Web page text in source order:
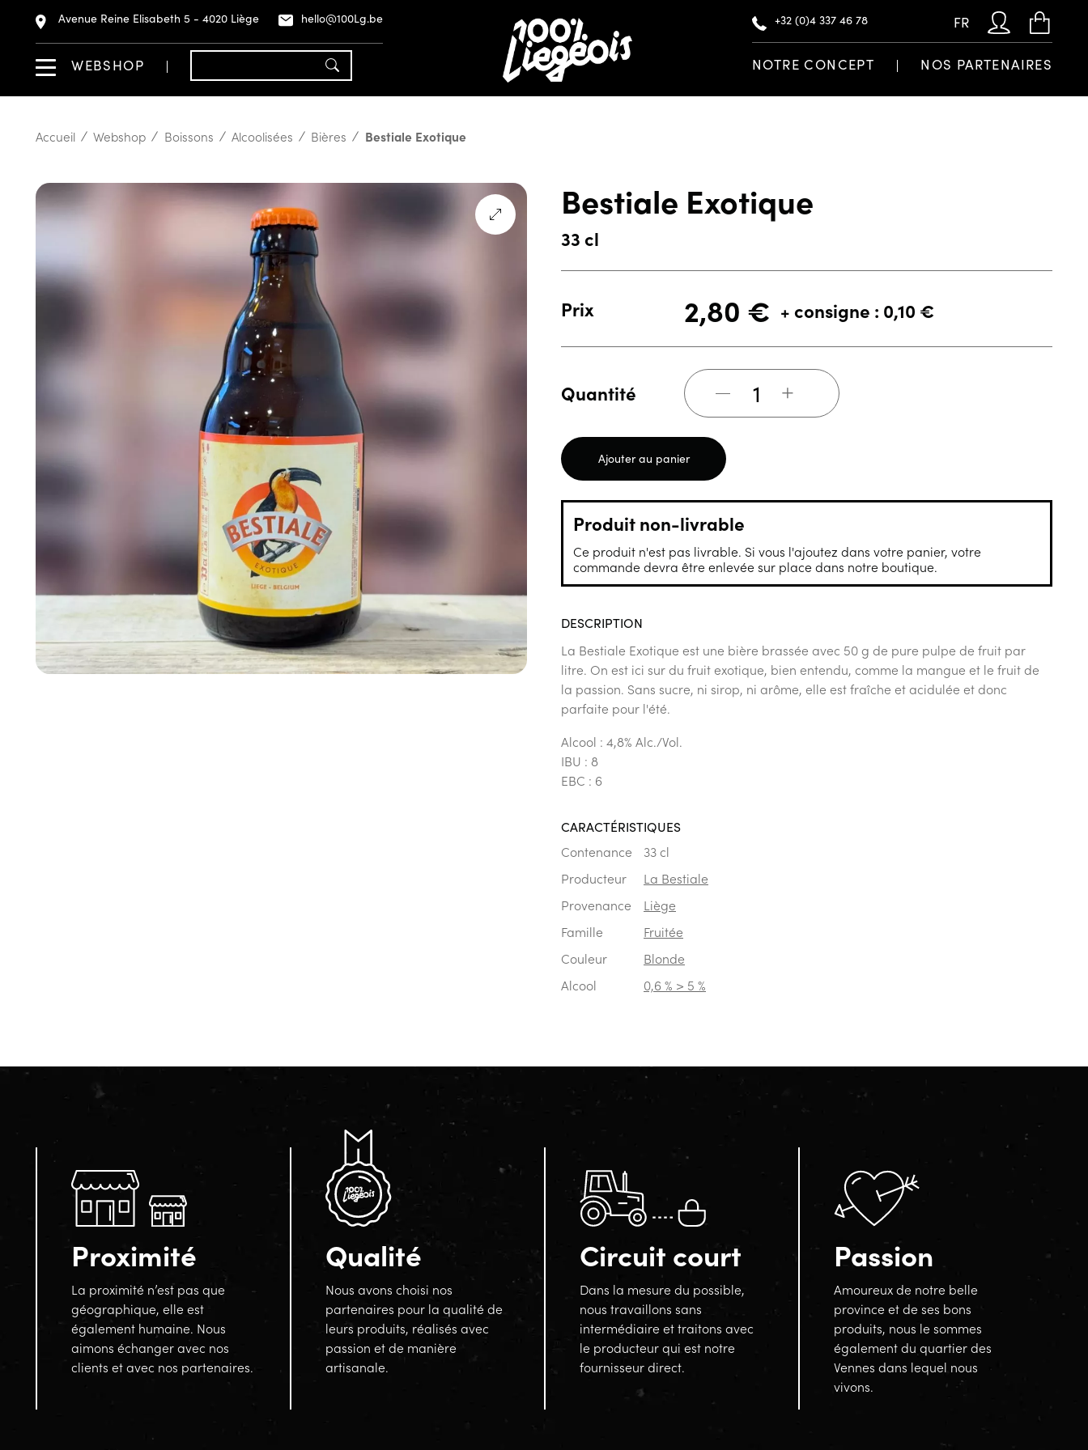
Avenue Reine Elisabeth 5 - 4020 Liège hello@100Lg.be
WEBSHOP
+32 (0)4 337 46 78 FR
NOTRE CONCEPT NOS PARTENAIRES
Accueil Webshop Boissons Alcoolisées Bières Bestiale Exotique
Bestiale Exotique
33 cl
Prix 2,80 € + consigne : 0,10 €
Quantité +
Ajouter au panier
Produit non-livrable
Ce produit n'est pas livrable. Si vous l'ajoutez dans votre panier, votre
commande devra être enlevée sur place dans notre boutique.
DESCRIPTION
La Bestiale Exotique est une bière brassée avec 50 g de pure pulpe de fruit par
litre. On est ici sur du fruit exotique, bien entendu, comme la mangue et le fruit de
la passion. Sans sucre, ni sirop, ni arôme, elle est fraîche et acidulée et donc
parfaite pour l'été.
Alcool : 4,8% Alc./Vol.
IBU : 8
EBC : 6
CARACTÉRISTIQUES
Contenance
33 cl
Producteur
La Bestiale
Provenance
Liège
Famille
Fruitée
Couleur
Blonde
Alcool
0,6 % > 5 %
Proximité
La proximité n’est pas que
géographique, elle est
également humaine. Nous
aimons échanger avec nos
clients et avec nos partenaires.
Qualité
Nous avons choisi nos
partenaires pour la qualité de
leurs produits, réalisés avec
passion et de manière
artisanale.
Circuit court
Dans la mesure du possible,
nous travaillons sans
intermédiaire et traitons avec
le producteur qui est notre
fournisseur direct.
Passion
Amoureux de notre belle
province et de ses bons
produits, nous le sommes
également du quartier des
Vennes dans lequel nous
vivons.